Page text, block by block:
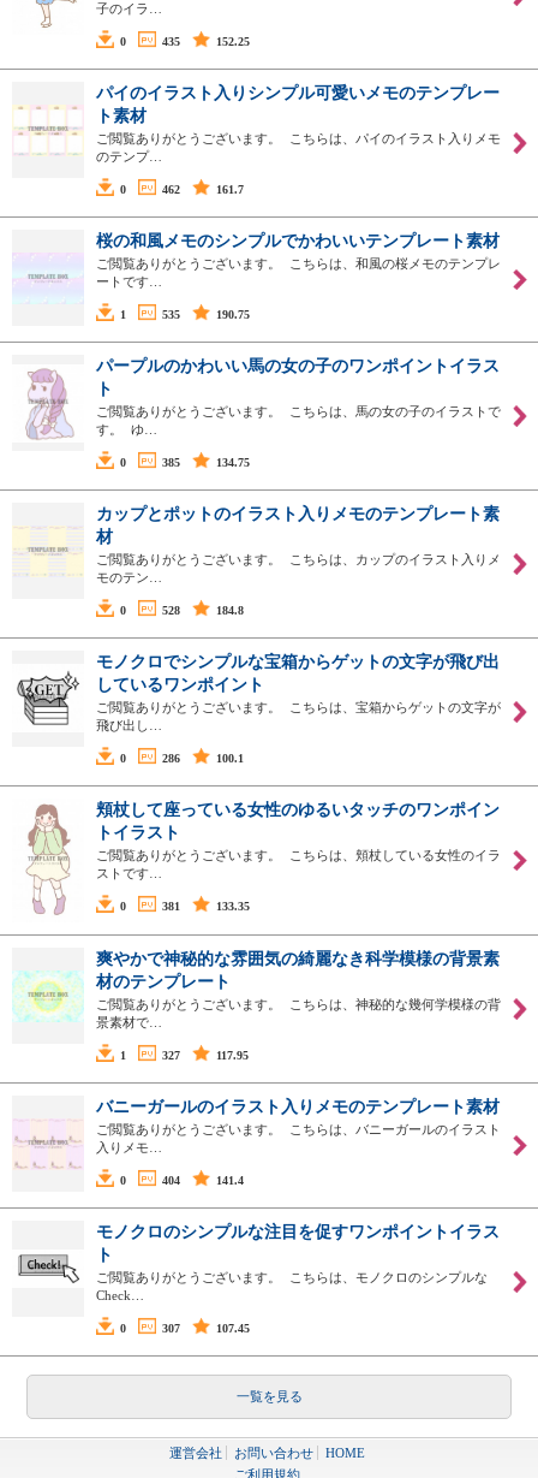
子のイラ…
0 435 152.25
パイのイラスト入りシンプル可愛いメモのテンプレー
ト素材
ご閲覧ありがとうございます。 こちらは、パイのイラスト入りメモ
のテンプ…
0 462 161.7
桜の和風メモのシンプルでかわいいテンプレート素材
ご閲覧ありがとうございます。 こちらは、和風の桜メモのテンプレ
ートです…
1 535 190.75
パープルのかわいい馬の女の子のワンポイントイラス
ト
ご閲覧ありがとうございます。 こちらは、馬の女の子のイラストで
す。 ゆ…
0 385 134.75
カップとポットのイラスト入りメモのテンプレート素
材
ご閲覧ありがとうございます。 こちらは、カップのイラスト入りメ
モのテン…
0 528 184.8
モノクロでシンプルな宝箱からゲットの文字が飛び出
しているワンポイント
ご閲覧ありがとうございます。 こちらは、宝箱からゲットの文字が
飛び出し…
0 286 100.1
頬杖して座っている女性のゆるいタッチのワンポイン
トイラスト
ご閲覧ありがとうございます。 こちらは、頬杖している女性のイラ
ストです…
0 381 133.35
爽やかで神秘的な雰囲気の綺麗なき科学模様の背景素
材のテンプレート
ご閲覧ありがとうございます。 こちらは、神秘的な幾何学模様の背
景素材で…
1 327 117.95
バニーガールのイラスト入りメモのテンプレート素材
ご閲覧ありがとうございます。 こちらは、バニーガールのイラスト
入りメモ…
0 404 141.4
モノクロのシンプルな注目を促すワンポイントイラス
ト
ご閲覧ありがとうございます。 こちらは、モノクロのシンプルな
Check…
0 307 107.45
一覧を見る
運営会社 お問い合わせ
HOME
ご利用規約